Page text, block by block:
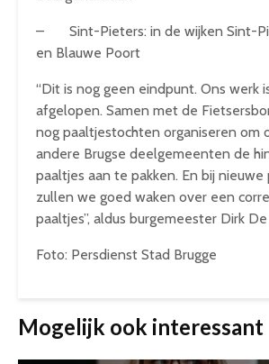
– Sint-Pieters: in de wijken Sint-
en Blauwe Poort
“Dit is nog geen eindpunt. Ons werk
afgelopen. Samen met de
nog paaltjestochten organiseren om
andere Brugse deelgemeenten de
paaltjes aan te pakken. En bij nieuwe
zullen we goed waken over een
paaltjes”, aldus burgemeester Dirk
Foto: Persdienst Stad Brugge
Mogelijk ook interessant